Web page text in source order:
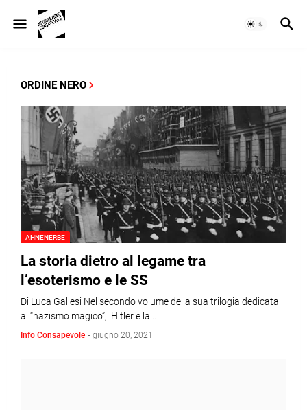
ORDINE NERO
AHNENERBE
La storia dietro al legame tra
l’esoterismo e le SS
Di Luca Gallesi Nel secondo volume della sua trilogia dedicata
al “nazismo magico”, Hitler e la…
Info Consapevole - giugno 20, 2021